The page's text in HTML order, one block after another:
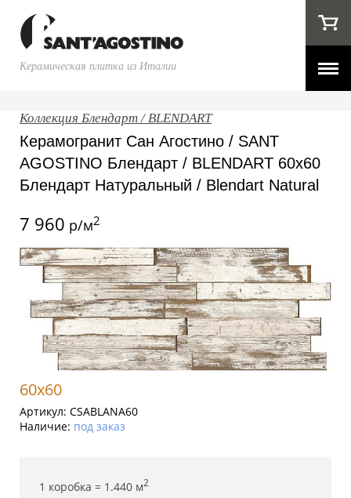
Керамическая плитка из Италии
Коллекция Блендарт / BLENDART
Керамогранит Сан Агостино / SANT
AGOSTINO Блендарт / BLENDART 60x60
Блендарт Натуральный / Blendart Natural
7 960 р/м2
60x60
Артикул: CSABLANA60
Наличие: под заказ
1 коробка = 1.440 м2